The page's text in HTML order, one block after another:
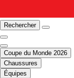
Rechercher
Coupe du Monde 2026
Chaussures
Équipes